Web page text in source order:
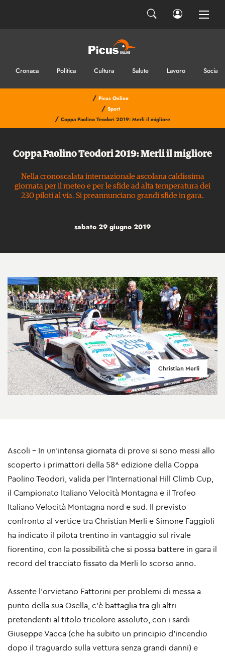
Cronaca Politica Cultura Salute Lavoro Sociale
/ Picus Online
/ Sport
/ Coppa Paolino Teodori 2019: Merli il migliore
Coppa Paolino Teodori 2019: Merli il migliore
Nella cronoscalata internazionale ascolana caldissima
giornata per il meteo e per le sfide ad alta temperatura dei
230 piloti al via. Si preannunciano grandi sfide in gara.
sabato 29 giugno 2019
Christian Merli
Ascoli - In un’intensa giornata di prove si sono messi allo
scoperto i primattori della 58^ edizione della Coppa
Paolino Teodori, valida per l’International Hill Climb Cup,
il Campionato Italiano Velocità Montagna e il Trofeo
Italiano Velocità Montagna nord e sud. Il previsto
confronto al vertice tra Christian Merli e Simone Faggioli
ha indicato il pilota trentino in vantaggio sul rivale
fiorentino, con la possibilità che si possa battere in gara il
record del tracciato fissato da Merli lo scorso anno.
Assente l’orvietano Fattorini per problemi di messa a
punto della sua Osella, c’è battaglia tra gli altri
pretendenti al titolo tricolore assoluto, con i sardi
Giuseppe Vacca (che ha subito un principio d’incendio
dopo il traguardo sulla vettura senza grandi danni) e